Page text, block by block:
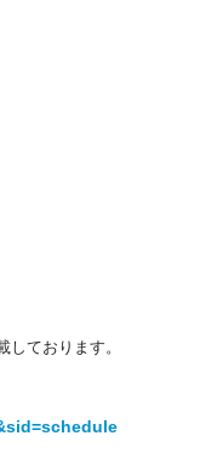
しております。